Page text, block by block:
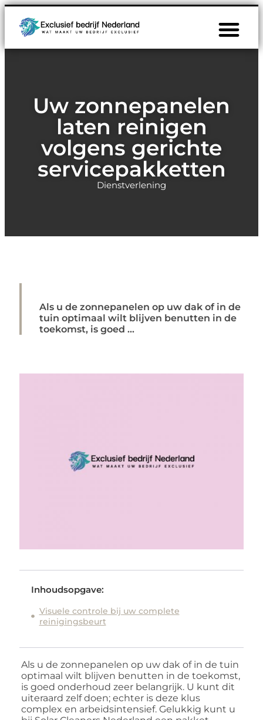
Uw zonnepanelen
laten reinigen
volgens gerichte
servicepakketten
Dienstverlening
Als u de zonnepanelen op uw dak of in de
tuin optimaal wilt blijven benutten in de
toekomst, is goed ...
Inhoudsopgave:
Visuele controle bij uw complete
reinigingsbeurt
Als u de zonnepanelen op uw dak of in de tuin
optimaal wilt blijven benutten in de toekomst,
is goed onderhoud zeer belangrijk. U kunt dit
uiteraard zelf doen; echter is deze klus
complex en arbeidsintensief. Gelukkig kunt u